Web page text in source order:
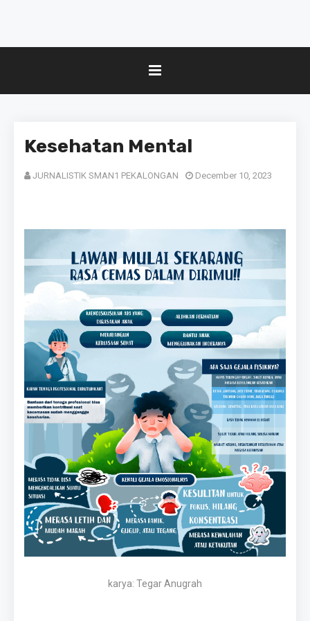
Kesehatan Mental
JURNALISTIK SMAN1 PEKALONGAN December 10, 2023
karya: Tegar Anugrah